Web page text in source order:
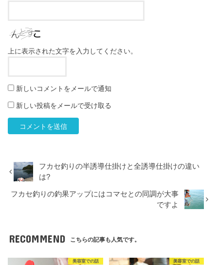
上に表示された文字を入力してください。
新しいコメントをメールで通知
新しい投稿をメールで受け取る
フカセ釣りの半誘導仕掛けと全誘導仕掛けの違い
は?
フカセ釣りの釣果アップにはコマセとの同調が大事
ですよ
RECOMMEND こちらの記事も人気です。
美容室での話 美容室での話